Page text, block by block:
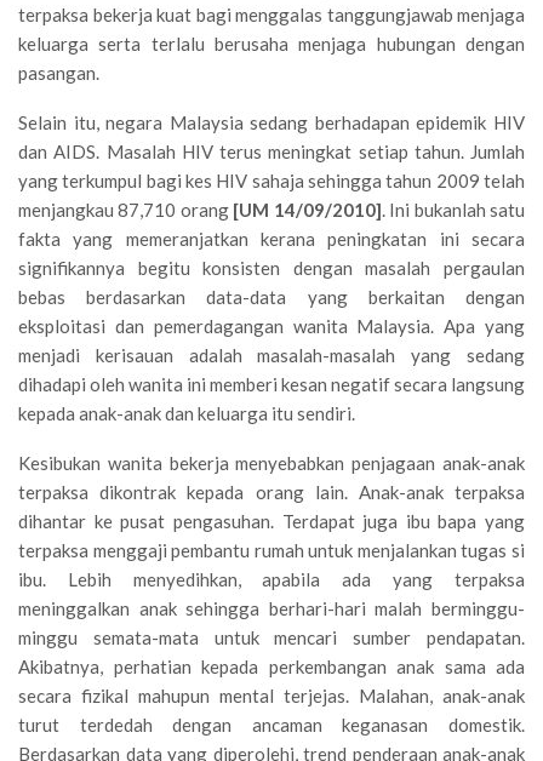
terpaksa bekerja kuat bagi menggalas tanggungjawab menjaga
keluarga serta terlalu berusaha menjaga hubungan dengan
pasangan.
Selain itu, negara Malaysia sedang berhadapan epidemik HIV
dan AIDS. Masalah HIV terus meningkat setiap tahun. Jumlah
yang terkumpul bagi kes HIV sahaja sehingga tahun 2009 telah
menjangkau 87,710 orang[UM 14/09/2010]. Ini bukanlah satu
fakta yang memeranjatkan kerana peningkatan ini secara
signifikannya begitu konsisten dengan masalah pergaulan
bebas berdasarkan data-data yang berkaitan dengan
eksploitasi dan pemerdagangan wanita Malaysia. Apa yang
menjadi kerisauan adalah masalah-masalah yang sedang
dihadapi oleh wanita ini memberi kesan negatif secara langsung
kepada anak-anak dan keluarga itu sendiri.
Kesibukan wanita bekerja menyebabkan penjagaan anak-anak
terpaksa dikontrak kepada orang lain. Anak-anak terpaksa
dihantar ke pusat pengasuhan. Terdapat juga ibu bapa yang
terpaksa menggaji pembantu rumah untuk menjalankan tugas si
ibu. Lebih menyedihkan, apabila ada yang terpaksa
meninggalkan anak sehingga berhari-hari malah berminggu-
minggu semata-mata untuk mencari sumber pendapatan.
Akibatnya, perhatian kepada perkembangan anak sama ada
secara fizikal mahupun mental terjejas. Malahan, anak-anak
turut terdedah dengan ancaman keganasan domestik.
Berdasarkan data yang diperolehi, trend penderaan anak-anak